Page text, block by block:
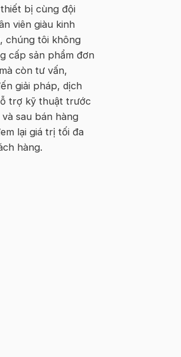
bị cùng đội
viên giàu kinh
chúng tôi không
cấp sản phẩm đơn
còn tư vấn,
giải pháp, dịch
trợ kỹ thuật trước
sau bán hàng
lại giá trị tối đa
hàng.